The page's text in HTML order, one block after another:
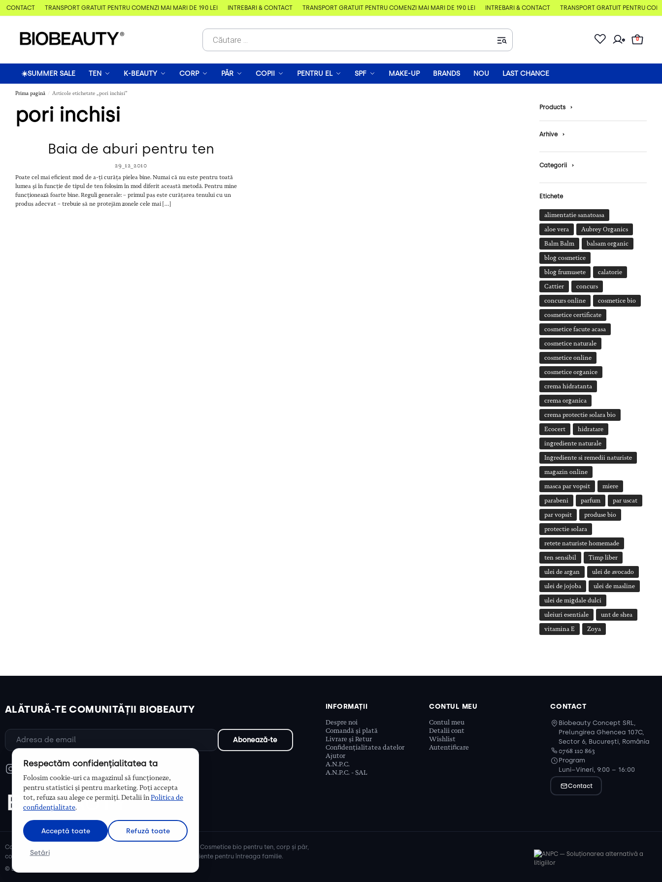
CONTACT TRANSPORT GRATUIT PENTRU COMENZI MAI MARI DE 190 LEI ÎNTREBĂRI & CONTACT TRANSPORT GRATUIT PENTRU COMENZI MAI MARI DE 190 LEI ÎNTREBĂRI & CONTACT TRANSPORT GRATUIT PENTRU
0
☀️SUMMER SALE TEN K-BEAUTY CORP PĂR COPII PENTRU EL SPF MAKE-UP BRANDS NOU LAST CHANCE
Prima pagină / Articole etichetate „pori inchisi”
pori inchisi
Baia de aburi pentru ten
29_12_2010
Poate cel mai eficient mod de a-ți curăța pielea bine. Numai că nu este pentru toată
lumea și în funcție de tipul de ten folosim în mod diferit această metodă. Pentru mine
funcționează foarte bine. Reguli generale: – primul pas este curățarea tenului cu un
produs adecvat – trebuie să ne protejăm zonele cele mai […]
Products ›
Arhive ›
Categorii ›
Etichete
alimentatie sanatoasa
aloe vera Aubrey Organics
Balm Balm balsam organic
blog cosmetice
blog frumusete calatorie
Cattier concurs
concurs online cosmetice bio
cosmetice certificate
cosmetice facute acasa
cosmetice naturale
cosmetice online
cosmetice organice
crema hidratanta
crema organica
crema protectie solara bio
Ecocert hidratare
ingrediente naturale
Ingrediente si remedii naturiste
magazin online
masca par vopsit miere
parabeni parfum par uscat
par vopsit produse bio
protectie solara
retete naturiste homemade
ten sensibil Timp liber
ulei de argan ulei de avocado
ulei de jojoba ulei de masline
ulei de migdale dulci
uleiuri esentiale unt de shea
vitamina E Zoya
ALĂTURĂ-TE COMUNITĂȚII BIOBEAUTY INFORMAȚII
Despre noi
Comandă și plată
Livrare și Retur
Confidențialitatea datelor
Ajutor
A.N.P.C.
A.N.P.C. - SAL
CONTUL MEU
Contul meu
Detalii cont
Wishlist
Autentificare
CONTACT
Biobeauty Concept SRL,
Prelungirea Ghencea 107C,
Sector 6, București, România
0768 110 863
Program
Luni–Vineri, 9:00 – 16:00
Contact
Cosmetice bio și naturale, ulei de argan, ulei de cocos, unt de shea. Cosmetice bio pentru ten, corp și păr,
cosmetice naturale pentru mămici și copii, cosmetice organice eficiente pentru întreaga familie.
© Biobeauty 2026. Toate drepturile rezervate.
Respectăm confidențialitatea ta
Folosim cookie-uri ca magazinul să funcționeze,
pentru statistici și pentru marketing. Poți accepta
tot, refuza sau alege ce permiți. Detalii înPolitica de
confidențialitate.
Acceptă toate Refuză toate
Setări